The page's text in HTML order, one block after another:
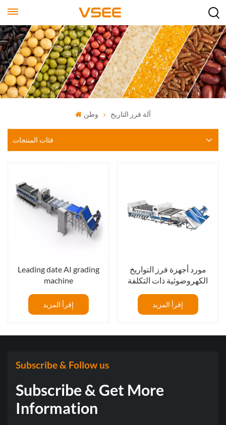
وطن آلة فرز التاريخ
فئات المنتجات
Leading date AI grading
machine
إقرأ المزيد
مورد أجهزة فرز التواريخ
الكهروضوئية ذات التكلفة
إقرأ المزيد
Subscribe & Follow us
Subscribe & Get More
Information